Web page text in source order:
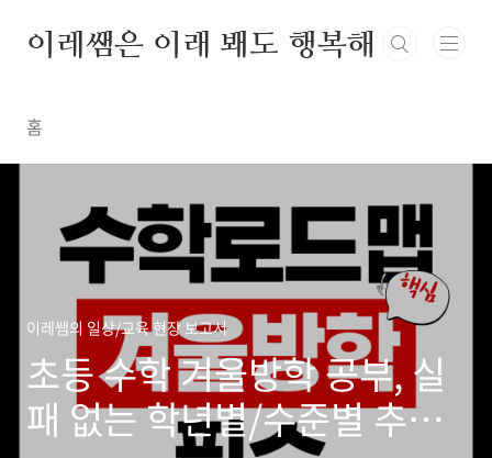
이레쌤은 이래 봬도 행복해
홈
이레쌤의 일상/교육 현장 보고서
초등 수학 겨울방학 공부, 실
패 없는 학년별/수준별 추천